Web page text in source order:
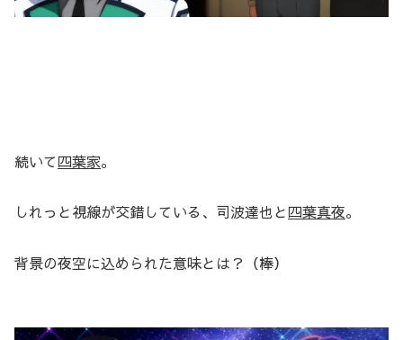
続いて四葉家。
しれっと視線が交錯している、司波達也と四葉真夜。
背景の夜空に込められた意味とは？（棒）